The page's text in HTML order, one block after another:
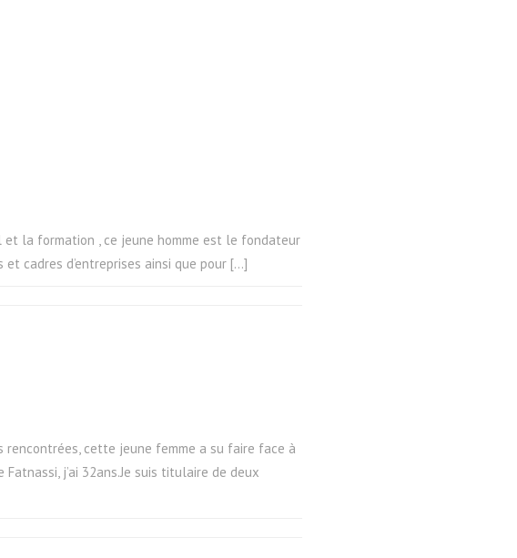
et la formation , ce jeune homme est le fondateur
cadres d’entreprises ainsi que pour […]
cette jeune femme a su faire face à
j’ai 32ans.Je suis titulaire de deux